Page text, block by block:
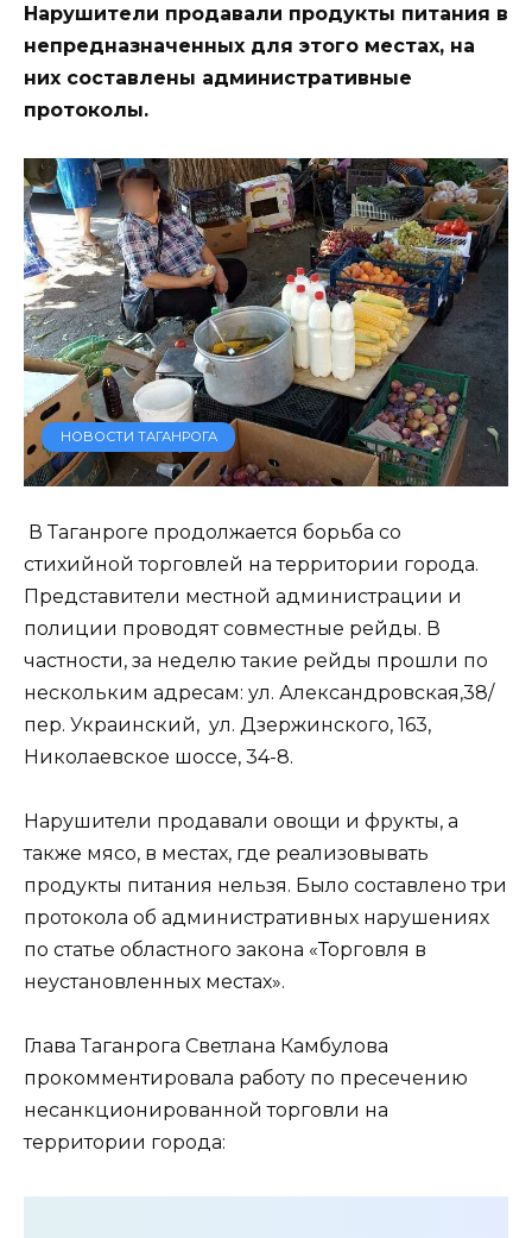
Нарушители продавали продукты питания в
непредназначенных для этого местах, на
них составлены административные
протоколы.
НОВОСТИ ТАГАНРОГА
В Таганроге продолжается борьба со
стихийной торговлей на территории города.
Представители местной администрации и
полиции проводят совместные рейды. В
частности, за неделю такие рейды прошли по
нескольким адресам: ул. Александровская,38/
пер. Украинский, ул. Дзержинского, 163,
Николаевское шоссе, 34-8.
Нарушители продавали овощи и фрукты, а
также мясо, в местах, где реализовывать
продукты питания нельзя. Было составлено три
протокола об административных нарушениях
по статье областного закона «Торговля в
неустановленных местах».
Глава Таганрога Светлана Камбулова
прокомментировала работу по пресечению
несанкционированной торговли на
территории города: